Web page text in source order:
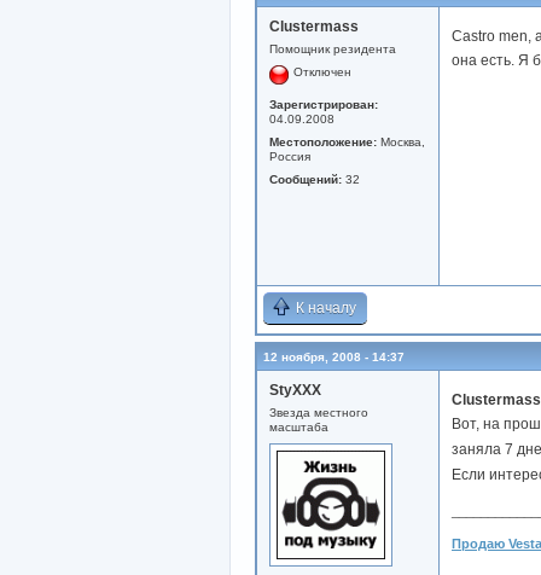
Clustermass
Помощник резидента
Отключен
Зарегистрирован:
04.09.2008
Местоположение: Москва,
Россия
Сообщений: 32
Castro men,
она есть. Я
К началу
12 ноября, 2008 - 14:37
StyXXX
Звезда местного
масштаба
Clustermass
Вот, на
заняла 7
Если
Продаю